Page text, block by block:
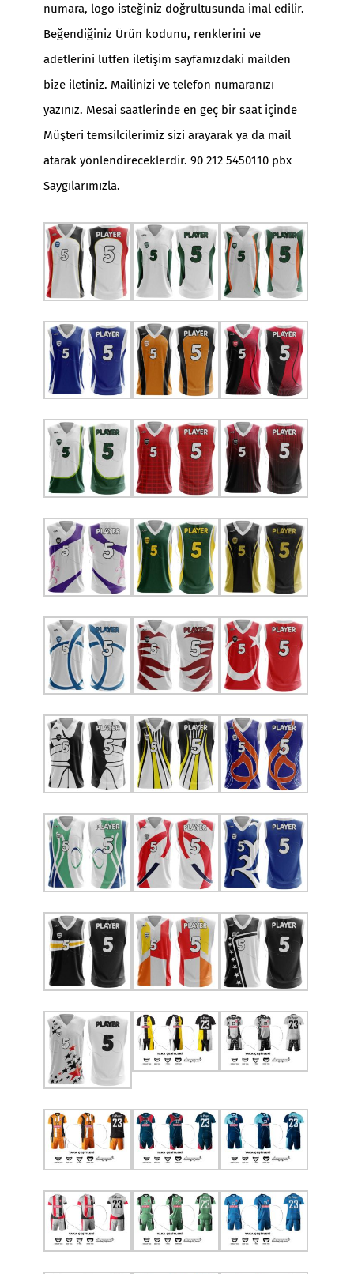
numara, logo isteğiniz doğrultusunda imal edilir.
Beğendiğiniz Ürün kodunu, renklerini ve
adetlerini lütfen iletişim sayfamızdaki mailden
bize iletiniz. Mailinizi ve telefon numaranızı
yazınız. Mesai saatlerinde en geç bir saat içinde
Müşteri temsilcilerimiz sizi arayarak ya da mail
atarak yönlendireceklerdir. 90 212 5450110 pbx
Saygılarımızla.